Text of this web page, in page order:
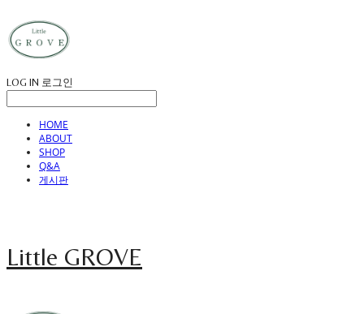
LOG IN 로그인
HOME
ABOUT
SHOP
Q&A
게시판
Little GROVE